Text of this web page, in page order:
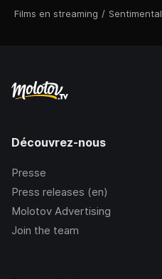
Films en streaming / Sentimental
Découvrez-nous
Presse
Press releases (en)
Molotov Advertising
Join the team